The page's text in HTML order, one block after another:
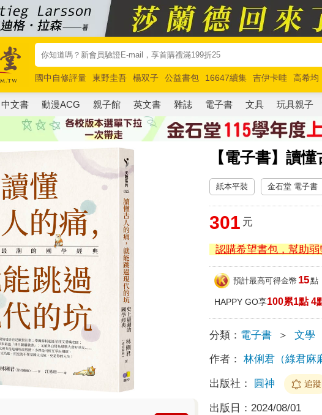
國中自修評量 東野圭吾 楊双子 公益書包 16647續集 吉伊卡哇 高希均
唯紅花綻放
奧德賽 路邊攤新作 馬斯克 玩具總動員5 超慢跑
中文書 動漫ACG 親子館 英文書 雜誌 電子書 文具 玩具親子
【電子書】讀
紙本平裝 金石堂 電子書
301 元
認購希望書包，幫助弱
預計最高可得金幣 15點
HAPPY GO享100累1點 4
分類： 電子書 ＞ 文學
作者： 林俐君（綠君麻
出版社： 圓神 追蹤
出版日： 2024/08/01